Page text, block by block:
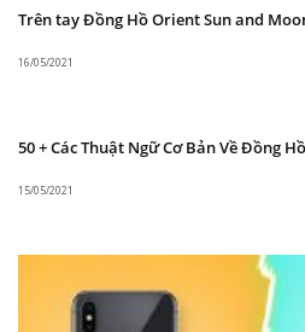
mạnh có thể sử dụng thoải
Sản phẩm đang được bản tại
giá ưu đãi. Với thiết kế đẹp,
liệu đến bộ máy và mức giá
Trên tay Đồng Hồ Orient Sun and
16/05/2021
50 + Các Thuật Ngữ Cơ Bản Về Đồng
15/05/2021